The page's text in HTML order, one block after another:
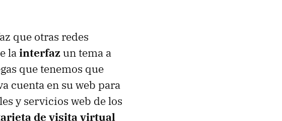
que otras redes
lainterfazun tema a
que tenemos que
cuenta en su web para
y servicios web de los
de visita virtual